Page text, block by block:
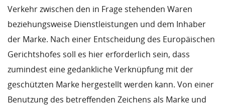
Verkehr zwischen den in Frage stehenden Waren
beziehungsweise Dienstleistungen und dem Inhaber
der Marke. Nach einer Entscheidung des Europäischen
Gerichtshofes soll es hier erforderlich sein, dass
zumindest eine gedankliche Verknüpfung mit der
geschützten Marke hergestellt werden kann. Von einer
Benutzung des betreffenden Zeichens als Marke und